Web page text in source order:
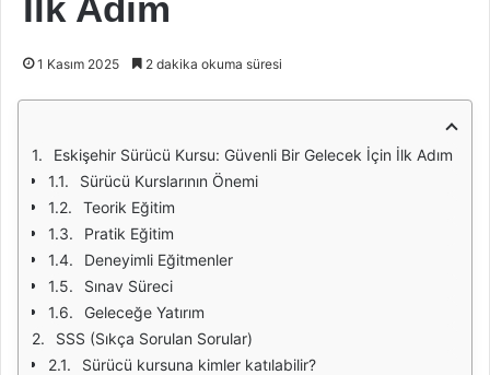
1 Kasım 2025 2 dakika okuma süresi
Eskişehir Sürücü Kursu: Güvenli Bir Gelecek İçin İlk Adım
Sürücü Kurslarının Önemi
Teorik Eğitim
Pratik Eğitim
Deneyimli Eğitmenler
Sınav Süreci
Geleceğe Yatırım
SSS (Sıkça Sorulan Sorular)
Sürücü kursuna kimler katılabilir?